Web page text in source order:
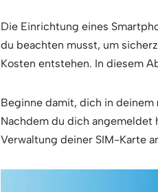
Die Einrichtung eines
du beachten musst, um
Kosten entstehen. In diesem
Beginne damit, dich in deinem
Nachdem du dich
Verwaltung deiner SIM-Karte